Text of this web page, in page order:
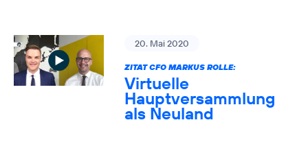
20. Mai 2020
ZITAT CFO MARKUS ROLLE:
Virtuelle
Hauptversammlung
als Neuland